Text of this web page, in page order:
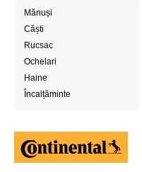
Mănuși
Căști
Rucsac
Ochelari
Haine
Încalțăminte